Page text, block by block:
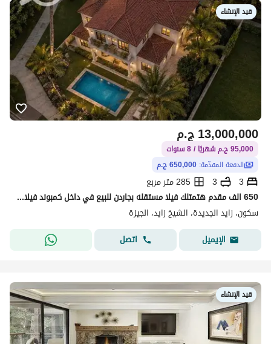
قيد الإنشاء
ج.م13,000,000
95,000 ج.م شهريًا / 8 سنوات
الدفعة المقدّمة: 650,000 ج.م
3
3
285 متر مربع
650 الف مقدم هتمتلك فيلا مستقله بجاردن للبيع في داخل كمبوند فيلات فقط في قلب الشيخ زايد بقسط علي 8 سنين
سكون، زايد الجديدة، الشيخ زايد، الجيزة
الإيميل
اتصل
قيد الإنشاء